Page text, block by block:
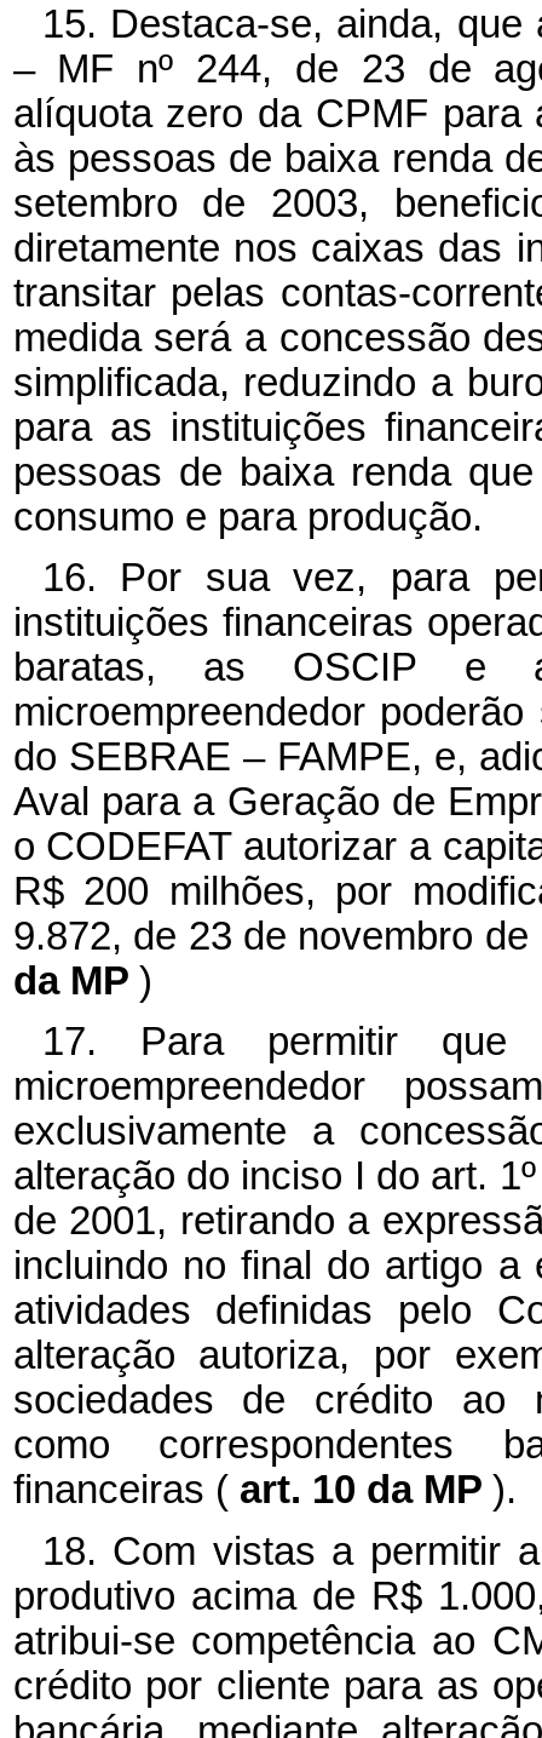
15. Destaca-se, ainda,
– MF nº 244, de 23 de
alíquota zero da CPMF para
às pessoas de baixa renda
setembro de 2003,
diretamente nos caixas das
transitar pelas contas-
medida será a concessão
simplificada, reduzindo a
para as instituições
pessoas de baixa renda
consumo e para produção.
16. Por sua vez, para
instituições financeiras
baratas, as OSCIP e
microempreendedor
do SEBRAE – FAMPE, e,
Aval para a Geração de
o CODEFAT autorizar a
R$ 200 milhões, por
9.872, de 23 de novembro
da MP )
17. Para permitir que
microempreendedor
exclusivamente a
alteração do inciso I do art.
de 2001, retirando a
incluindo no final do artigo a
atividades definidas pelo
alteração autoriza, por
sociedades de crédito ao
como correspondentes
financeiras ( art. 10 da MP ).
18. Com vistas a permitir
produtivo acima de R$
atribui-se competência ao
crédito por cliente para as